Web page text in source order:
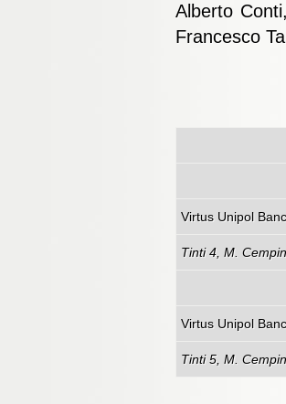
Alberto
Francesco
Virtus
Tinti 4, M.
Virtus Unipol
Tinti 5, M.